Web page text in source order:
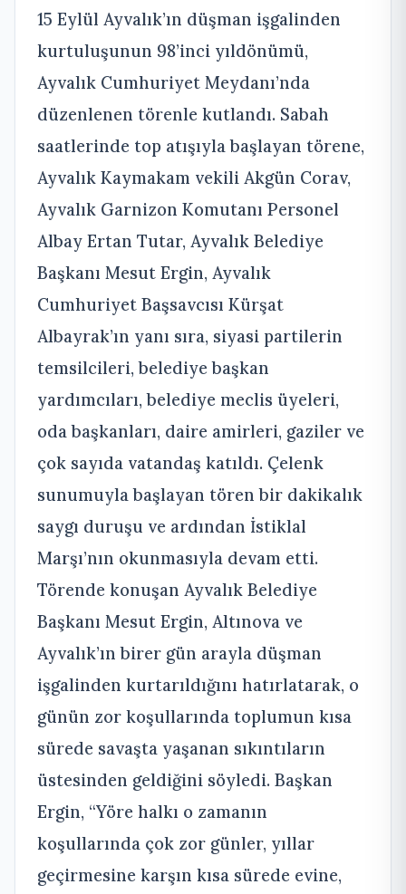
15 Eylül Ayvalık’ın düşman işgalinden
kurtuluşunun 98’inci yıldönümü,
Ayvalık Cumhuriyet Meydanı’nda
düzenlenen törenle kutlandı. Sabah
saatlerinde top atışıyla başlayan törene,
Ayvalık Kaymakam vekili Akgün Corav,
Ayvalık Garnizon Komutanı Personel
Albay Ertan Tutar, Ayvalık Belediye
Başkanı Mesut Ergin, Ayvalık
Cumhuriyet Başsavcısı Kürşat
Albayrak’ın yanı sıra, siyasi partilerin
temsilcileri, belediye başkan
yardımcıları, belediye meclis üyeleri,
oda başkanları, daire amirleri, gaziler ve
çok sayıda vatandaş katıldı. Çelenk
sunumuyla başlayan tören bir dakikalık
saygı duruşu ve ardından İstiklal
Marşı’nın okunmasıyla devam etti.
Törende konuşan Ayvalık Belediye
Başkanı Mesut Ergin, Altınova ve
Ayvalık’ın birer gün arayla düşman
işgalinden kurtarıldığını hatırlatarak, o
günün zor koşullarında toplumun kısa
sürede savaşta yaşanan sıkıntıların
üstesinden geldiğini söyledi. Başkan
Ergin, “Yöre halkı o zamanın
koşullarında çok zor günler, yıllar
geçirmesine karşın kısa sürede evine,